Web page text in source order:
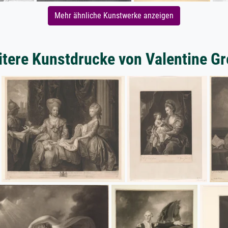
Mehr ähnliche Kunstwerke anzeigen
Kunstdrucke von Valentine